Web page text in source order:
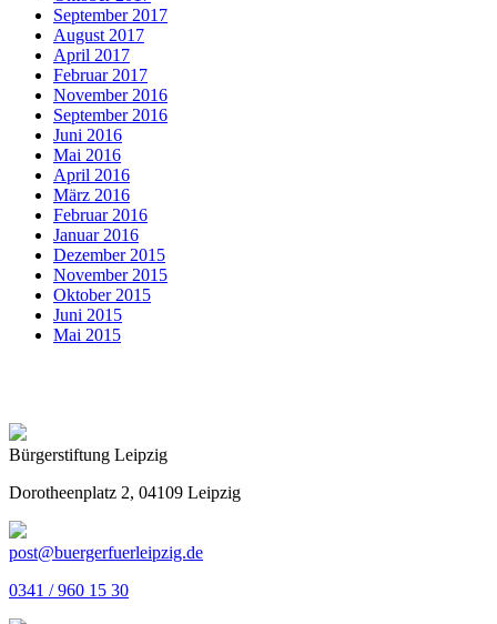
September 2017
August 2017
April 2017
Februar 2017
November 2016
September 2016
Juni 2016
Mai 2016
April 2016
März 2016
Februar 2016
Januar 2016
Dezember 2015
November 2015
Oktober 2015
Juni 2015
Mai 2015
Bürgerstiftung Leipzig
Dorotheenplatz 2, 04109 Leipzig
post@buergerfuerleipzig.de
0341 / 960 15 30